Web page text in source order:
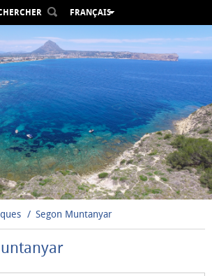
FRANÇAIS
VALENCIÀ
ENGLISH
DEUTSCH
РУССКИЙ
Segon Muntanyar